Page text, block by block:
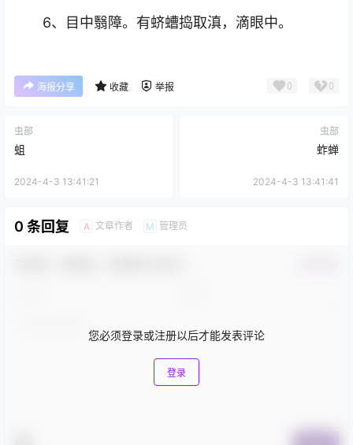
6、目中翳障。有蛴螬捣取滇，滴眼中。
海报分享 收藏 举报 0 0
虫部
蛆
2024-4-3 13:41:21
虫部
蚱蝉
2024-4-3 13:41:41
0 条回复 A 文章作者 M 管理员
您必须登录或注册以后才能发表评论
登录